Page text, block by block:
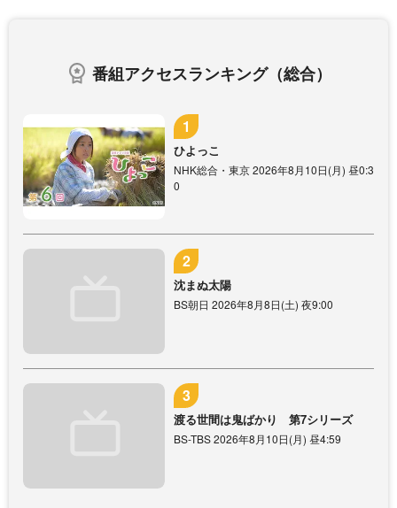
番組アクセスランキング（総合）
ひよっこ
NHK総合・東京 2026年8月10日(月) 昼0:3
0
沈まぬ太陽
BS朝日 2026年8月8日(土) 夜9:00
渡る世間は鬼ばかり 第7シリーズ
BS-TBS 2026年8月10日(月) 昼4:59